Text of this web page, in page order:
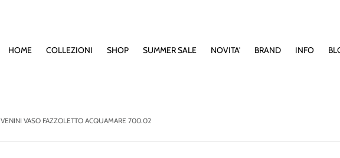
HOME COLLEZIONI SHOP SUMMER SALE NOVITA' BRAND INFO
VENINI VASO FAZZOLETTO ACQUAMARE 700.02